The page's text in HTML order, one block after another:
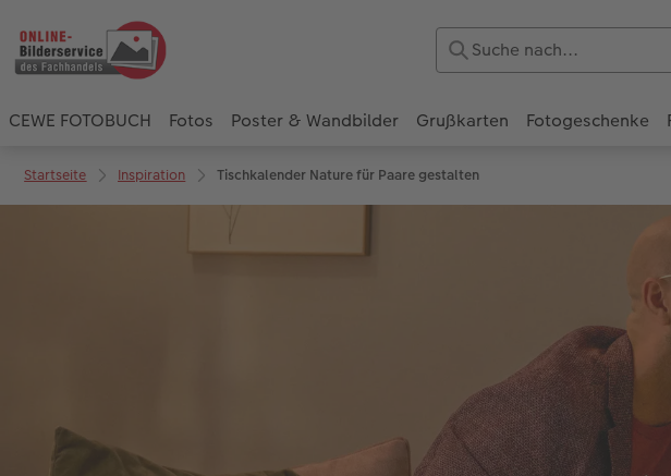
CEWE FOTOBUCH Fotos Poster & Wandbilder Grußkarten Fotogeschenke
Startseite Inspiration Tischkalender Nature für Paare gestalten